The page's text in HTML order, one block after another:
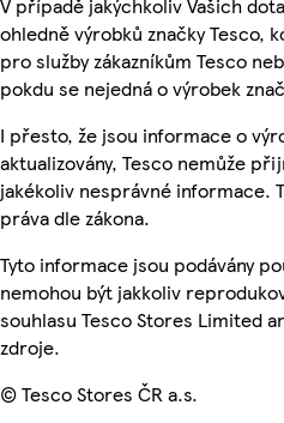
ohledně výrobků značky Tesco,
pro služby zákazníkům Tesco
pokdu se nejedná o výrobek
I přesto, že jsou informace o
aktualizovány, Tesco nemůže
jakékoliv nesprávné informace.
práva dle zákona.
Tyto informace jsou podávány
nemohou být jakkoliv
souhlasu Tesco Stores Limited
zdroje.
© Tesco Stores ČR a.s.